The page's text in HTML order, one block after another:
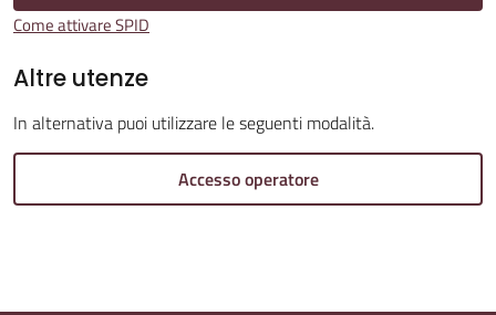
l
o
r
Come attivare SPID
Altre utenze
In alternativa puoi utilizzare le seguenti modalità.
Accesso operatore